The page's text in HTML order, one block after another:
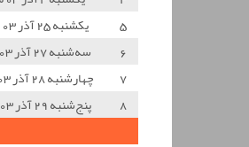
5
یکشنبه 25 آذر 03 س 11:00
6
سه‌شنبه 27 آذر 03 س 13:00
7
چهارشنبه 28 آذر 03 س 11:00
8
پنج‌شنبه 29 آذر 03 س 11:00